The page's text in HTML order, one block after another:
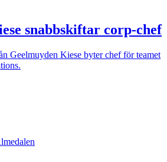
snabbskiftar corp-chef
Geelmuyden Kiese byter chef för teamet